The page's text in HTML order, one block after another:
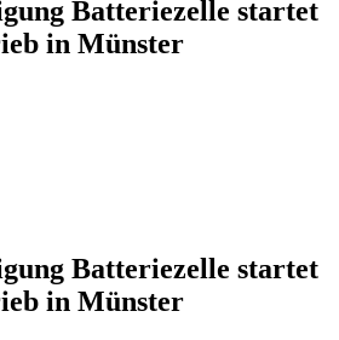
Batteriezelle startet
in Münster
Batteriezelle startet
in Münster